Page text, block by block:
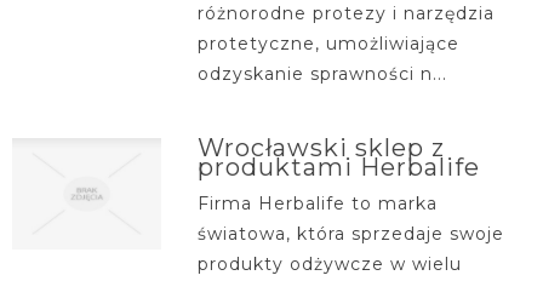
różnorodne protezy i narzędzia
protetyczne, umożliwiające
odzyskanie sprawności n...
Wrocławski sklep z
produktami Herbalife
Firma Herbalife to marka
światowa, która sprzedaje swoje
produkty odżywcze w wielu